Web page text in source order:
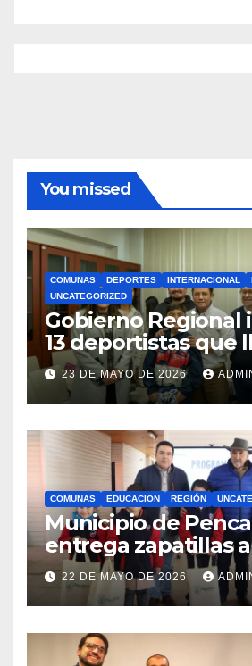
You missed
COMUNAS DEPORTES INTERNACIONAL
UNCATEGORIZED
Gobierno Regional
13 deportistas que
bandera maulina a
competencias
internacionales
23 DE MAYO DE 2026
COMUNAS EDUCACION REGIÓN
Municipio de
entrega zapatillas a
estudiantes con
Royalty Minero
22 DE MAYO DE 2026